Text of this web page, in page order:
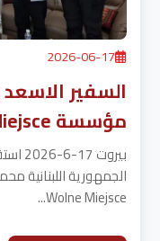
2026-06-17
السفير
مؤسسة Fundacja Wolne Miejsce
Wolne Miejsce...